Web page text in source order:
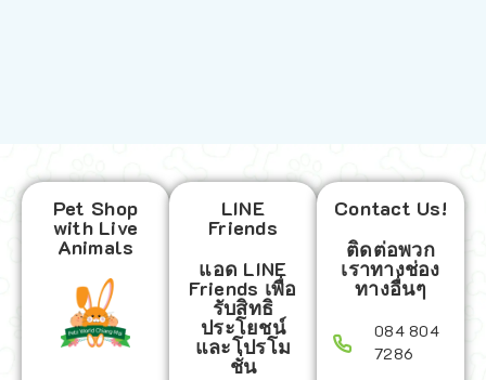
Pet Shop
with Live
Animals
LINE
Friends
แอด LINE
Friends เพื่อ
รับสิทธิ
ประโยชน์
และโปรโม
ชั่น
Contact Us!
ติดต่อพวก
เราทางช่อง
ทางอื่นๆ
084 804
7286